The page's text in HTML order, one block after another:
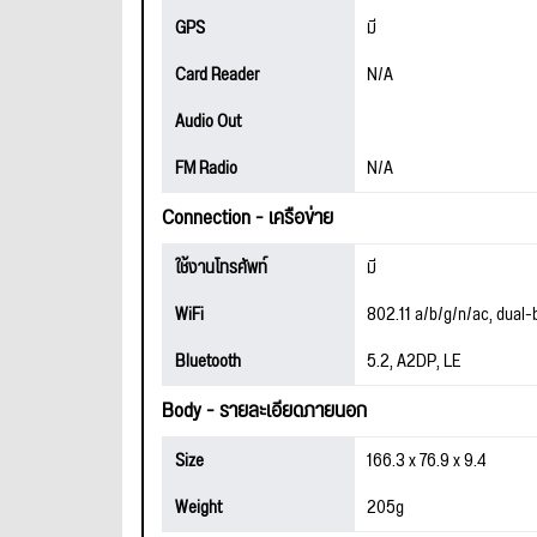
GPS
มี
Card Reader
N/A
Audio Out
FM Radio
N/A
Connection - เครือข่าย
ใช้งานโทรศัพท์
มี
WiFi
802.11 a/b/g/n/ac,
Bluetooth
5.2, A2DP, LE
Body - รายละเอียดภายนอก
Size
166.3 x 76.9 x 9.4
Weight
205g